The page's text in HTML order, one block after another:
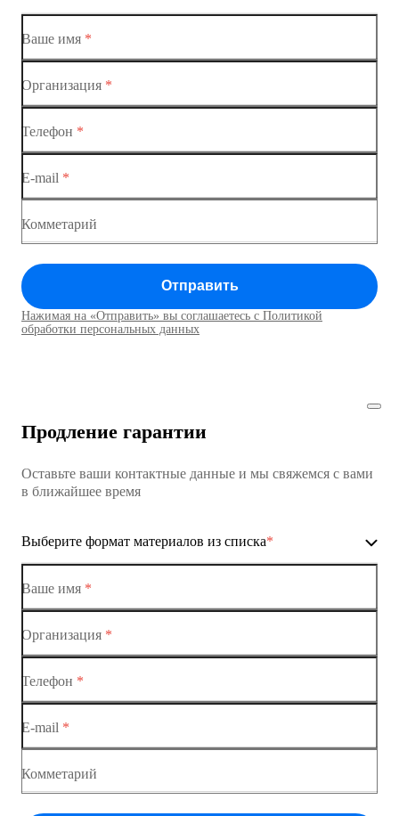
Ethernet-коммутаторы
Коммутатор доступа MES1428
Коммутаторы доступа01
Коммутатор доступа MES1428
Коммутатор доступа MES1428
Коммутаторы доступа
Коммутатор доступа MES1428-03
Коммутатор доступа MES1428-04
Ваше имя *
Организация *
Телефон *
E-mail *
Комметарий
Отправить
Нажимая на «Отправить» вы соглашаетесь с Политикой
обработки персональных данных
Продление гарантии
Оставьте ваши контактные данные и мы свяжемся с вами
в ближайшее время
Выберите формат материалов из списка*
Ethernet-коммутаторы
Ваше имя *
Организация *
Телефон *
E-mail *
Комметарий